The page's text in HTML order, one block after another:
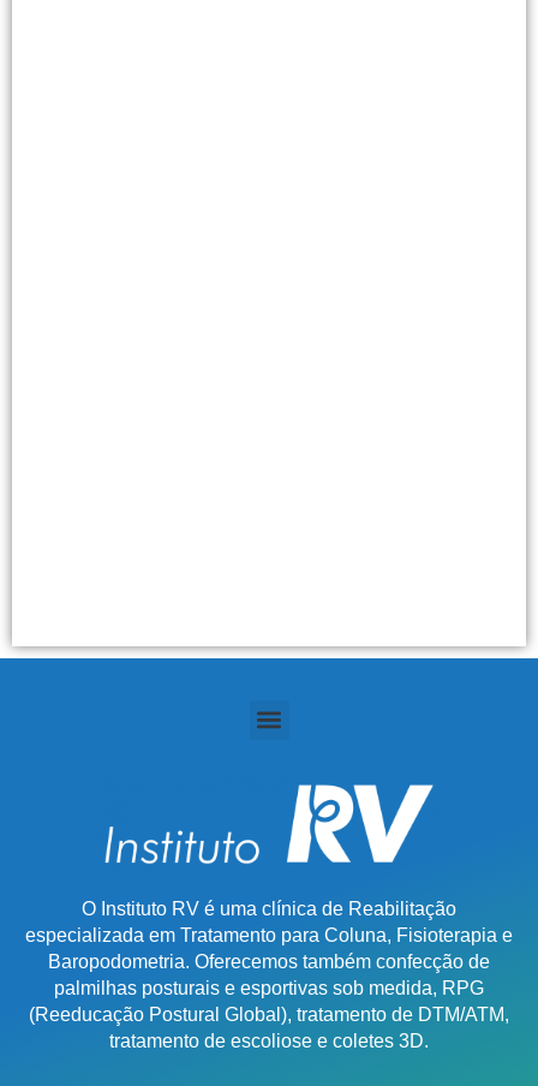
O Instituto RV é uma clínica de Reabilitação
especializada em Tratamento para Coluna, Fisioterapia e
Baropodometria. Oferecemos também confecção de
palmilhas posturais e esportivas sob medida, RPG
(Reeducação Postural Global), tratamento de DTM/ATM,
tratamento de escoliose e coletes 3D.